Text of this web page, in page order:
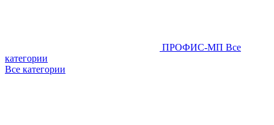
ПРОФИС-МП Все
категории
Все категории